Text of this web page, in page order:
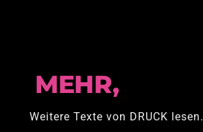
MEHR,
Weitere Texte von DRUCK lesen.